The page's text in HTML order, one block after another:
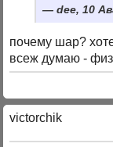
dee, 10
почему шар?
всеж думаю -
victorchik